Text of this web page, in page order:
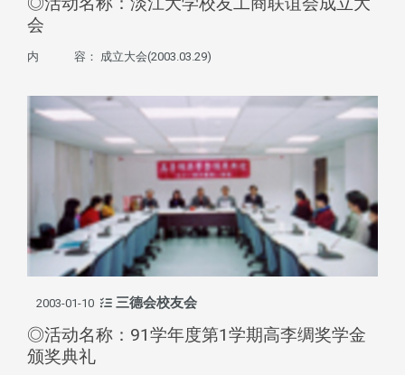
会
内 容： 成立大会(2003.03.29)
2003-01-10 三德会校友会
◎活动名称：91学年度第1学期高李绸奖学金
颁奖典礼